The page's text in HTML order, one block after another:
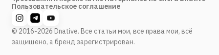
Пользовательское соглашение
© 2016-2026 Dnative. Все статьи мои, все права мои, всё
защищено, а бренд зарегистрирован.